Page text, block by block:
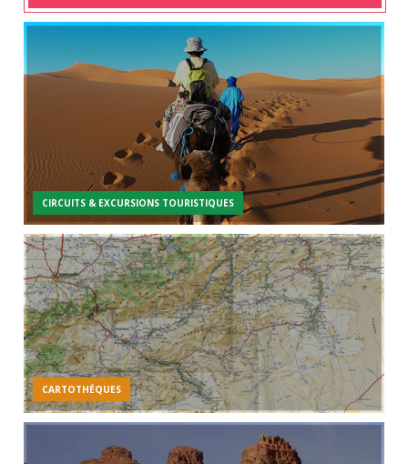
CIRCUITS & EXCURSIONS TOURISTIQUES
CARTOTHÉQUES